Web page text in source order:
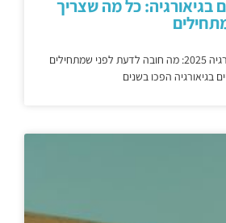
בגיאורגיה: כל מה שצריך
השתלות שיניים בגיאורגיה 2025: מה חובה לדעת לפני שמתחילים
בגיאורגיה הפכו בשנים